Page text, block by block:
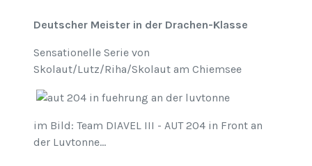
Deutscher Meister in der Drachen-Klasse
Sensationelle Serie von
Skolaut/Lutz/Riha/Skolaut am Chiemsee
im Bild: Team DIAVEL III - AUT 204 in Front an
der Luvtonne...